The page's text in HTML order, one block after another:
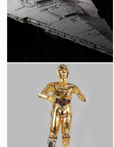
Maquette originale d'un Star Destroyer construite par Magicam
Vu à l'écran